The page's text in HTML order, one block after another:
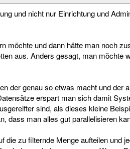
und nicht nur Einrichtung und
möchte und dann hätte man noch
aus. Anders gesagt, man möchte
der genau so etwas macht und der
erspart man sich damit
sind, als dieses kleine
dass man alles gut parallelisieren
zu filternde Menge aufteilen und